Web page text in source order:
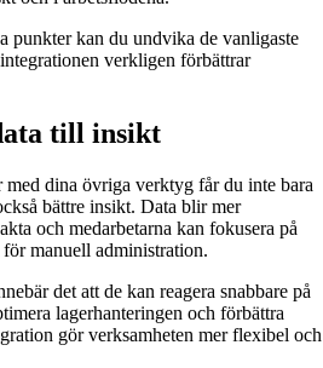
punkter kan du undvika de vanligaste
verkligen förbättrar
till insikt
med dina övriga verktyg får du inte bara
bättre insikt. Data blir mer
och medarbetarna kan fokusera på
manuell administration.
det att de kan reagera snabbare på
lagerhanteringen och förbättra
gör verksamheten mer flexibel och